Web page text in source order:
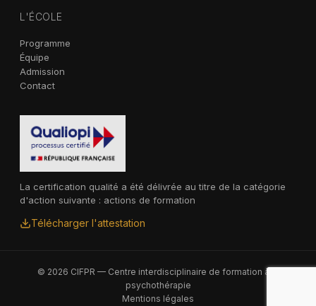
L'ÉCOLE
Programme
Équipe
Admission
Contact
La certification qualité a été délivrée au titre de la catégorie
d'action suivante : actions de formation
Télécharger l'attestation
© 2026 CIFPR — Centre interdisciplinaire de formation à la
psychothérapie
Mentions légales